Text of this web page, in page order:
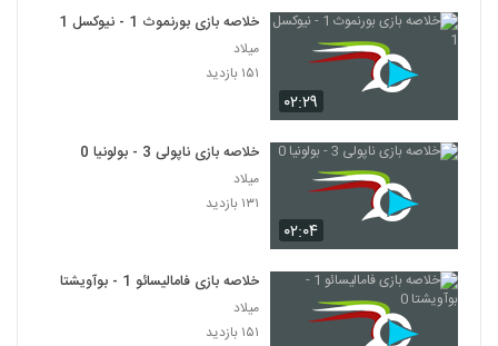
۰۲:۲۹
خلاصه بازی بورنموث 1 - نیوکسل 1
میلاد
۱۵۱ بازدید
۰۲:۰۴
خلاصه بازی ناپولی 3 - بولونیا 0
میلاد
۱۳۱ بازدید
خلاصه بازی فامالیسائو 1 - بوآویشتا 0
میلاد
۱۵۱ بازدید